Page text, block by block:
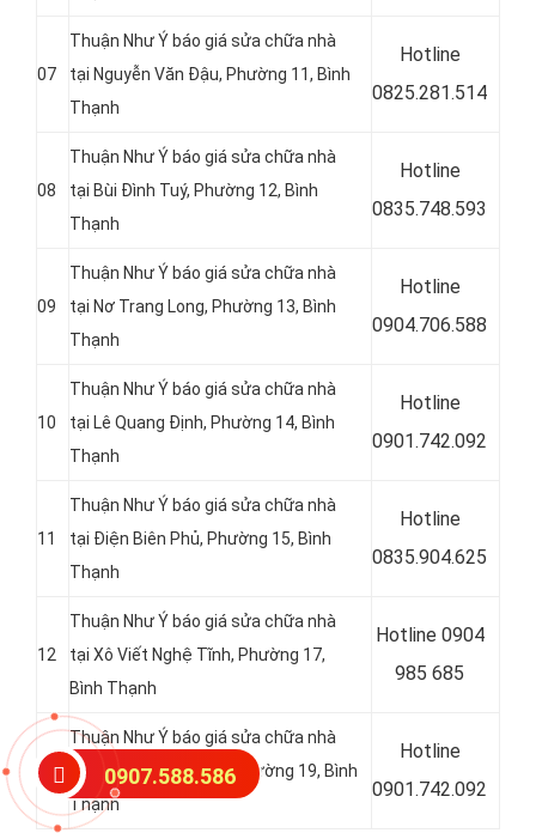
07
Thuận Như Ý báo giá sửa chữa nhà
tại Nguyễn Văn Đậu, Phường 11, Bình
Thạnh
Hotline
0825.281.514
08
Thuận Như Ý báo giá sửa chữa nhà
tại Bùi Đình Tuý, Phường 12, Bình
Thạnh
Hotline
0835.748.593
09
Thuận Như Ý báo giá sửa chữa nhà
tại Nơ Trang Long, Phường 13, Bình
Thạnh
Hotline
0904.706.588
10
Thuận Như Ý báo giá sửa chữa nhà
tại Lê Quang Định, Phường 14, Bình
Thạnh
Hotline
0901.742.092
11
Thuận Như Ý báo giá sửa chữa nhà
tại Điện Biên Phủ, Phường 15, Bình
Thạnh
Hotline
0835.904.625
12
Thuận Như Ý báo giá sửa chữa nhà
tại Xô Viết Nghệ Tĩnh, Phường 17,
Bình Thạnh
Hotline 0904
985 685
13
Thuận Như Ý báo giá sửa chữa nhà
tại
Phạm Viết Chánh, Phường 19, Bình
Thạnh
Hotline
0901.742.092
0907.588.586